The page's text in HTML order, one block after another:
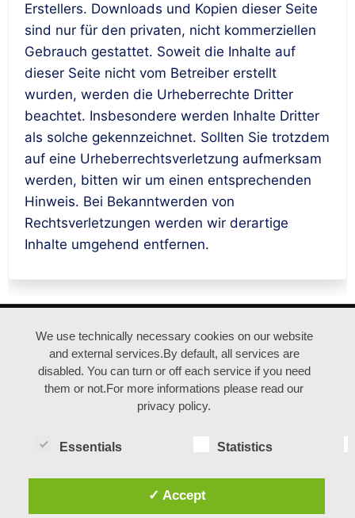
Erstellers. Downloads und Kopien dieser Seite
sind nur für den privaten, nicht kommerziellen
Gebrauch gestattet. Soweit die Inhalte auf
dieser Seite nicht vom Betreiber erstellt
wurden, werden die Urheberrechte Dritter
beachtet. Insbesondere werden Inhalte Dritter
als solche gekennzeichnet. Sollten Sie trotzdem
auf eine Urheberrechtsverletzung aufmerksam
werden, bitten wir um einen entsprechenden
Hinweis. Bei Bekanntwerden von
Rechtsverletzungen werden wir derartige
Inhalte umgehend entfernen.
ANFAHRT | DATENSCHUTZ
© duisburgfringe / Kreativquartier Ruhrort
We use technically necessary cookies on our website
and external services.By default, all services are
disabled. You can turn or off each service if you need
them or not.For more informations please read our
privacy policy.
Essentials Statistics
✓ Accept